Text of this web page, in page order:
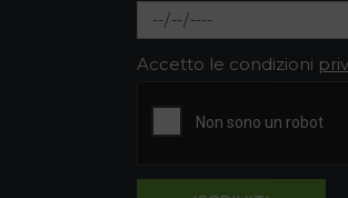
Accetto le condizioni